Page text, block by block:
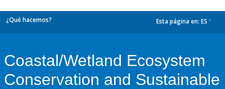
¿Qué hacemos? Esta página en: ES
Coastal/Wetland Ecosystem
Conservation and Sustainable